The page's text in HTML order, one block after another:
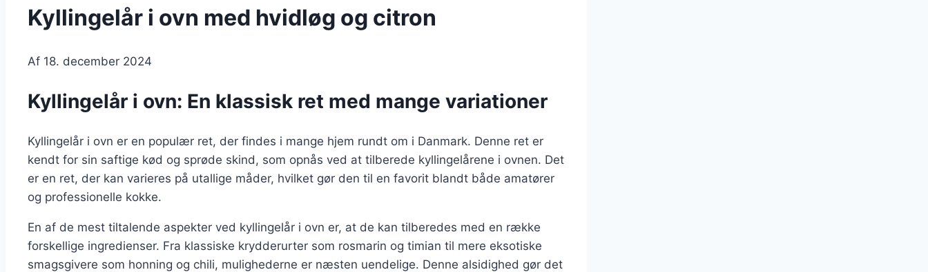
Kyllingelår i ovn med hvidløg og citron
Af 18. december 2024
Kyllingelår i ovn: En klassisk ret med mange variationer
Kyllingelår i ovn er en populær ret, der findes i mange hjem rundt om i Danmark. Denne ret er
kendt for sin saftige kød og sprøde skind, som opnås ved at tilberede kyllingelårene i ovnen. Det
er en ret, der kan varieres på utallige måder, hvilket gør den til en favorit blandt både amatører
og professionelle kokke.
En af de mest tiltalende aspekter ved kyllingelår i ovn er, at de kan tilberedes med en række
forskellige ingredienser. Fra klassiske krydderurter som rosmarin og timian til mere eksotiske
smagsgivere som honning og chili, mulighederne er næsten uendelige. Denne alsidighed gør det